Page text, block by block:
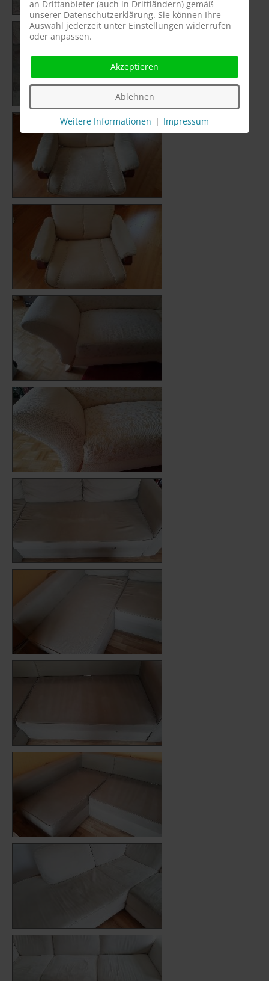
an Drittanbieter (auch in Drittländern) gemäß
unserer Datenschutzerklärung. Sie können Ihre
Auswahl jederzeit unter Einstellungen widerrufen
oder anpassen.
Akzeptieren
Ablehnen
Weitere Informationen | Impressum